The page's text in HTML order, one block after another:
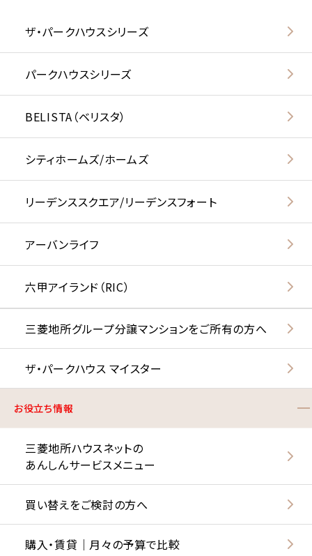
ザ・パークハウスシリーズ
パークハウスシリーズ
BELISTA（ベリスタ）
シティホームズ/ホームズ
リーデンススクエア/リーデンスフォート
アーバンライフ
六甲アイランド（RIC）
三菱地所グループ分譲マンションをご所有の方へ
ザ・パークハウス マイスター
お役立ち情報
三菱地所ハウスネットの
あんしんサービスメニュー
買い替えをご検討の方へ
購入・賃貸｜月々の予算で比較